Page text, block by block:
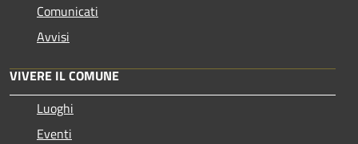
Comunicati
Avvisi
VIVERE IL COMUNE
Luoghi
Eventi